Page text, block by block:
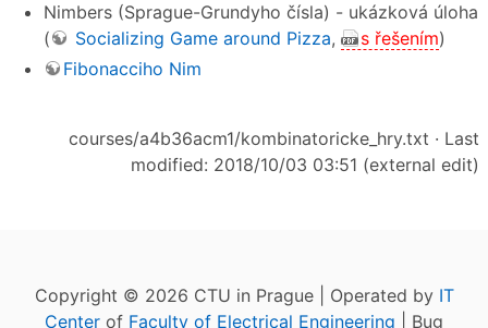
Nimbers (Sprague-Grundyho čísla) - ukázková úloha
(
Socializing Game around Pizza, s řešením)
Fibonacciho Nim
courses/a4b36acm1/kombinatoricke_hry.txt · Last
modified: 2018/10/03 03:51 (external edit)
Copyright © 2026 CTU in Prague | Operated by IT
Center of Faculty of Electrical Engineering | Bug